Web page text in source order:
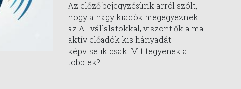
Az előző bejegyzésünk arról szólt,
hogy a nagy kiadók megegyeznek
az AI-vállalatokkal, viszont ők a ma
aktív előadók kis hányadát
képviselik csak. Mit tegyenek a
többiek?